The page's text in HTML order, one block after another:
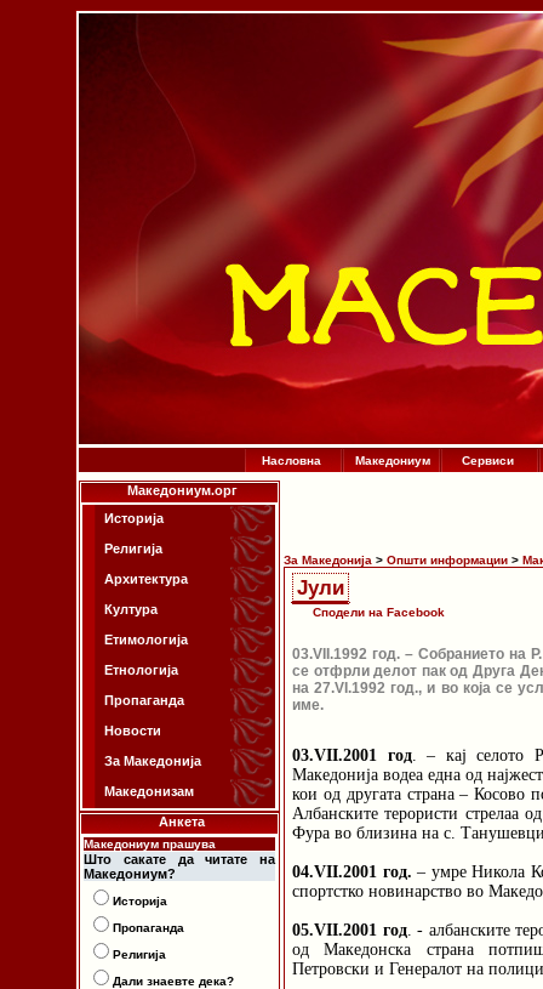
Насловна Македониум Сервиси
Македониум.орг
Историја
Религија
Архитектура
Култура
Етимологија
Етнологија
Пропаганда
Новости
За Македонија
Македонизам
Анкета
Македониум прашува
Што сакате да читате на
Македониум?
Историја
Пропаганда
Религија
Дали знаевте дека?
За Македонија > Општи информации >
Јули
Сподели на Facebook
03.VII.1992 год. – Собранието на Р.
се отфрли делот пак од Друга
на 27.VI.1992 год., и во која се
име.
03.VII.2001 год. – кај селото
Македонија водеа една од
кои од другата страна – Косово
Албанските терористи стрелаа
Фура во близина на с.
04.VII.2001 год. – умре Никола
спортстко новинарство во
05.VII.2001 год. - албанските
од Македонска страна
Петровски и Генералот на